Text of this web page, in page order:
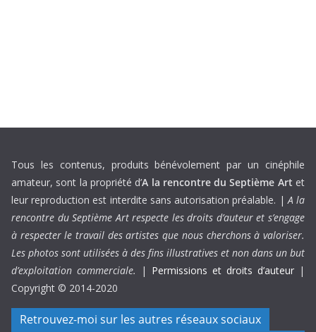
Tous les contenus, produits bénévolement par un cinéphile
amateur, sont la propriété d’A la rencontre du Septième Art et
leur reproduction est interdite sans autorisation préalable. |A la
rencontre du Septième Art respecte les droits d’auteur et s’engage
à respecter le travail des artistes que nous cherchons à valoriser.
Les photos sont utilisées à des fins illustratives et non dans un but
d’exploitation commerciale.
| Permissions et droits d’auteur |
Copyright © 2014-2020
Retrouvez-moi sur les autres réseaux sociaux